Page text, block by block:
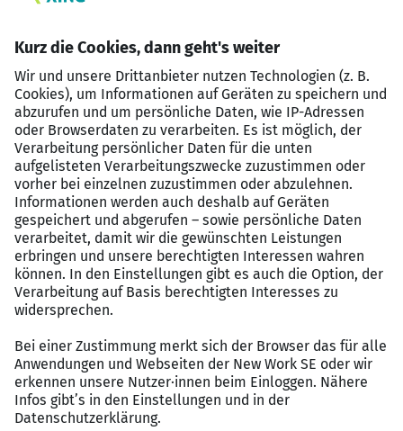
Hohes Verantwortungsbewusstsein,
Teamfähigkeit sowie Kommunikationsstärke
Ihre Vorteile
Unbefristete Festanstellung in einem
wirtschaftlich stabilen und zukunftsorientierten
Unternehmen
Verantwortungsvolle Tätigkeit mit klar geregelten
Abläufen in der Kreditorenbuchhaltung
Attraktive und marktgerechte Vergütung
Flexible Arbeitszeiten (Gleitzeit) sowie
Möglichkeit zu Homeoffice (mind. 1 Tag)
Strukturierte Einarbeitung und ein